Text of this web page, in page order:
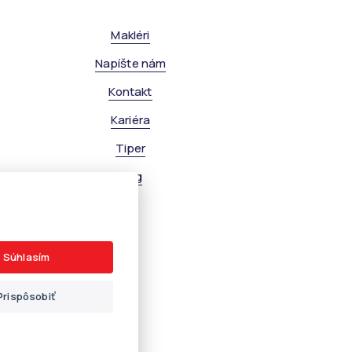
Makléri
Napíšte nám
Kontakt
Kariéra
Tiper
Blog
Súhlasím